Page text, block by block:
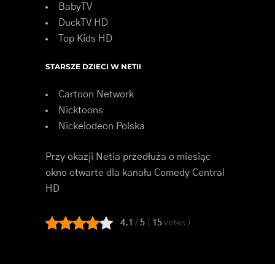
BabyTV
DuckTV HD
Top Kids HD
STARSZE DZIECI W NETII
Cartoon Network
Nicktoons
Nickelodeon Polska
Przy okazji Netia przedłuża o miesiąc
okno otwarte dla kanału Comedy Central
HD
4.1 / 5 ( 15 votes )